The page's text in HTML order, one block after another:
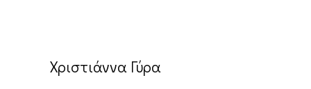
Χριστιάννα Γύρα